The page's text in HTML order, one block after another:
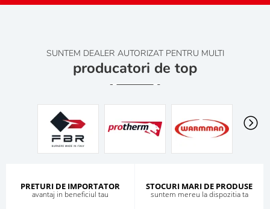
SUNTEM DEALER AUTORIZAT PENTRU MULTI
producatori de top
PRETURI DE IMPORTATOR
avantaj in beneficiul tau
STOCURI MARI DE PRODUSE
suntem mereu la dispozitia ta